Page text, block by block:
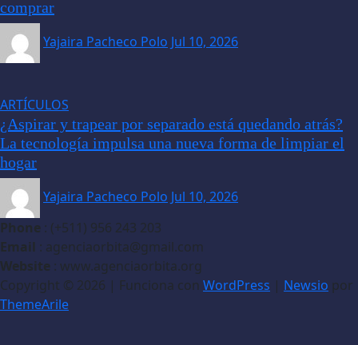
comprar
Yajaira Pacheco Polo Jul 10, 2026
ARTÍCULOS
¿Aspirar y trapear por separado está quedando atrás?
La tecnología impulsa una nueva forma de limpiar el
hogar
Yajaira Pacheco Polo Jul 10, 2026
Phone : (+511) 956 243 203
Email : agenciaorbita@gmail.com
Website : www.agenciaorbita.org
Copyright © 2026 | Funciona con WordPress | Newsio por
ThemeArile